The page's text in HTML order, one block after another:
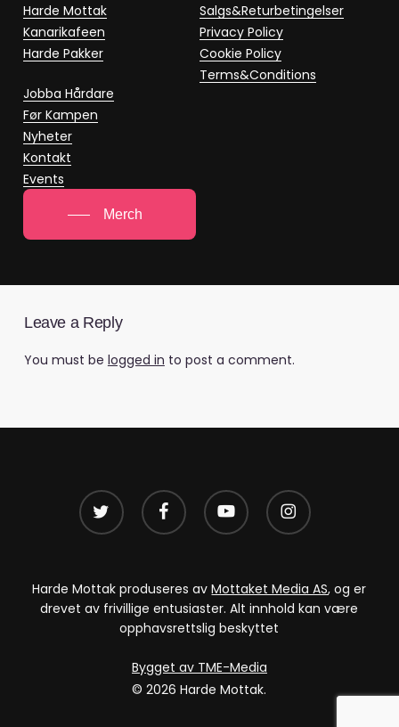
Harde Mottak
Kanarikafeen
Harde Pakker
Jobba Hårdare
Før Kampen
Nyheter
Kontakt
Events
Salgs&Returbetingelser
Privacy Policy
Cookie Policy
Terms&Conditions
Merch
Leave a Reply
You must be logged in to post a comment.
twitter facebook youtube instagram
Harde Mottak produseres avMottaket Media AS, og er
drevet av frivillige entusiaster. Alt innhold kan være
opphavsrettslig beskyttet
Bygget av TME-Media
© 2026 Harde Mottak.